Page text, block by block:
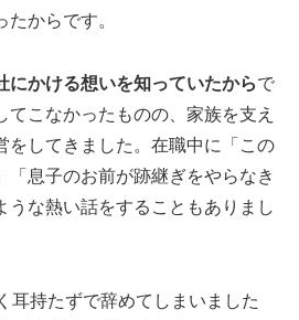
からです。
にかける想いを知っていたからで
てこなかったものの、家族を支え
をしてきました。在職中に「この
「息子のお前が跡継ぎをやらなき
うな熱い話をすることもありまし
耳持たずで辞めてしまいました